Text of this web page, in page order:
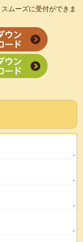
ムーズに受付ができま